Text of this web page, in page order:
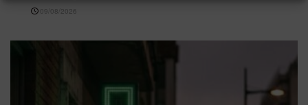
09/08/2026